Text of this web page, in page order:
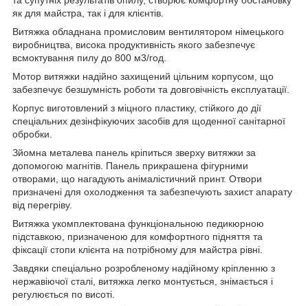
як для майстра, так і для клієнтів.
Витяжка обладнана промисловим вентилятором німецького
виробництва, висока продуктивність якого забезпечує
всмоктування пилу до 800 м3/год.
Мотор витяжки надійно захищений цільним корпусом, що
забезпечує безшумність роботи та довговічність експлуатації.
Корпус виготовлений з міцного пластику, стійкого до дії
спеціальних дезінфікуючих засобів для щоденної санітарної
обробки.
Зйомна металева панель кріпиться зверху витяжки за
допомогою магнітів. Панель прикрашена фігурними
отворами, що нагадують анімалістичний принт. Отвори
призначені для охолодження та забезпечують захист апарату
від перегріву.
Витяжка укомплектована функціональною педикюрною
підставкою, призначеною для комфортного підняття та
фіксації стопи клієнта на потрібному для майстра рівні.
Завдяки спеціально розробленому надійному кріпленню з
нержавіючої сталі, витяжка легко монтується, знімається і
регулюється по висоті.